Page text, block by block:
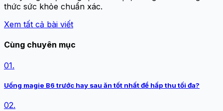
thức sức khỏe chuẩn xác.
Xem tất cả bài viết
Cùng chuyên mục
01.
Uống magie B6 trước hay sau ăn tốt nhất để hấp thu tối đa?
02.